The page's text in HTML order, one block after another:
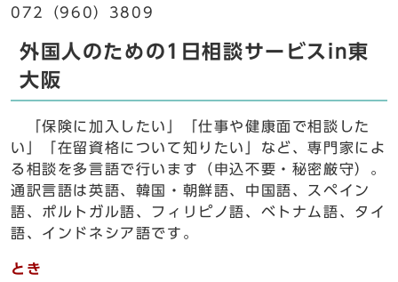
072（960）3809
外国人のための1日相談サービスin東
大阪
「保険に加入したい」「仕事や健康面で相談した
い」「在留資格について知りたい」など、専門家によ
る相談を多言語で行います（申込不要・秘密厳守）。
通訳言語は英語、韓国・朝鮮語、中国語、スペイン
語、ポルトガル語、フィリピノ語、ベトナム語、タイ
語、インドネシア語です。
とき